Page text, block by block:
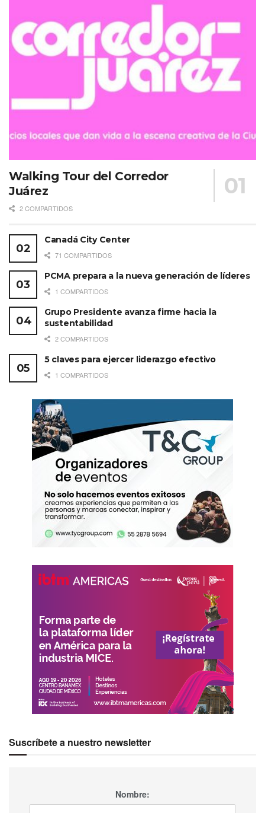
y empresas privadas; es uno de los principales líderes en la industria
MICE en México y Latinoamérica.
Walking Tour del Corredor
Juárez
2 COMPARTIDOS
Canadá City Center
71 COMPARTIDOS
PCMA prepara a la nueva generación de líderes
1 COMPARTIDOS
Grupo Presidente avanza firme hacia la
sustentabilidad
2 COMPARTIDOS
5 claves para ejercer liderazgo efectivo
1 COMPARTIDOS
Suscríbete a nuestro newsletter
Nombre: